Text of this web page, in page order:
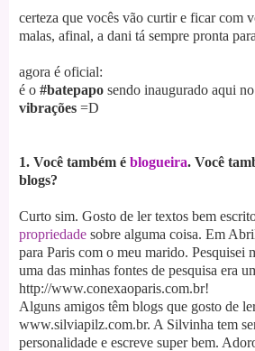
certeza que vocês vão curtir e ficar com
malas, afinal, a dani tá sempre pronta
agora é oficial:
é o #batepapo sendo inaugurado aqui
vibrações =D
1. Você também é blogueira. Você
blogs?
Curto sim. Gosto de ler textos bem
propriedade sobre alguma coisa. Em
para Paris com o meu marido. Pesquisei
uma das minhas fontes de pesquisa era
http://www.conexaoparis.com.br!
Alguns amigos têm blogs que gosto de
www.silviapilz.com.br. A Silvinha tem
personalidade e escreve super bem.